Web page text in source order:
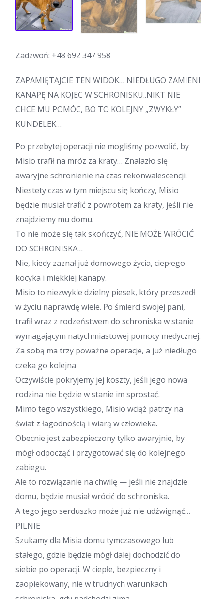
Zadzwoń: +48 692 347 958
ZAPAMIĘTAJCIE TEN WIDOK… NIEDŁUGO ZAMIENI
KANAPĘ NA KOJEC W SCHRONISKU..NIKT NIE
CHCE MU POMÓC, BO TO KOLEJNY „ZWYKŁY”
KUNDELEK…
Po przebytej operacji nie mogliśmy pozwolić, by
Misio trafił na mróz za kraty… Znalazło się
awaryjne schronienie na czas rekonwalescencji.
Niestety czas w tym miejscu się kończy, Misio
będzie musiał trafić z powrotem za kraty, jeśli nie
znajdziemy mu domu.
To nie może się tak skończyć, NIE MOŻE WRÓCIĆ
DO SCHRONISKA…
Nie, kiedy zaznał już domowego życia, ciepłego
kocyka i miękkiej kanapy.
Misio to niezwykle dzielny piesek, który przeszedł
w życiu naprawdę wiele. Po śmierci swojej pani,
trafił wraz z rodzeństwem do schroniska w stanie
wymagającym natychmiastowej pomocy medycznej.
Za sobą ma trzy poważne operacje, a już niedługo
czeka go kolejna
Oczywiście pokryjemy jej koszty, jeśli jego nowa
rodzina nie będzie w stanie im sprostać.
Mimo tego wszystkiego, Misio wciąż patrzy na
świat z łagodnością i wiarą w człowieka.
Obecnie jest zabezpieczony tylko awaryjnie, by
mógł odpocząć i przygotować się do kolejnego
zabiegu.
Ale to rozwiązanie na chwilę — jeśli nie znajdzie
domu, będzie musiał wrócić do schroniska.
A tego jego serduszko może już nie udźwignąć…
PILNIE
Szukamy dla Misia domu tymczasowego lub
stałego, gdzie będzie mógł dalej dochodzić do
siebie po operacji. W ciepłe, bezpieczny i
zaopiekowany, nie w trudnych warunkach